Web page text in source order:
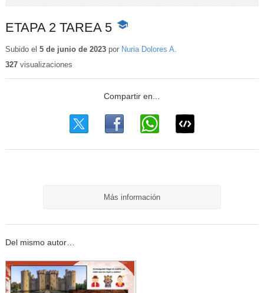
ETAPA 2 TAREA 5 -
educativo
Subido el 5 de junio de 2023por Nuria Dolores A.
327visualizaciones
Más información
Del mismo autor…